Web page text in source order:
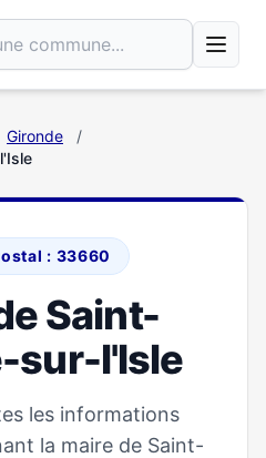
Gironde
/
: 33660
Saint-
sur-l'Isle
les informations
la maire de Saint-